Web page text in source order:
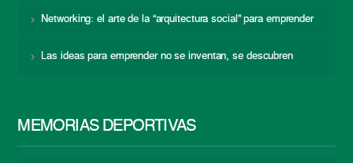
Networking: el arte de la “arquitectura social” para emprender
Las ideas para emprender no se inventan, se descubren
MEMORIAS DEPORTIVAS